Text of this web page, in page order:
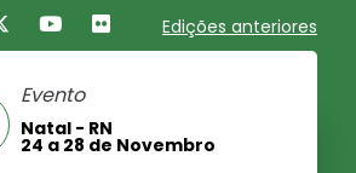
Edições anteriores
Evento
Natal - RN
24 a 28 de Novembro